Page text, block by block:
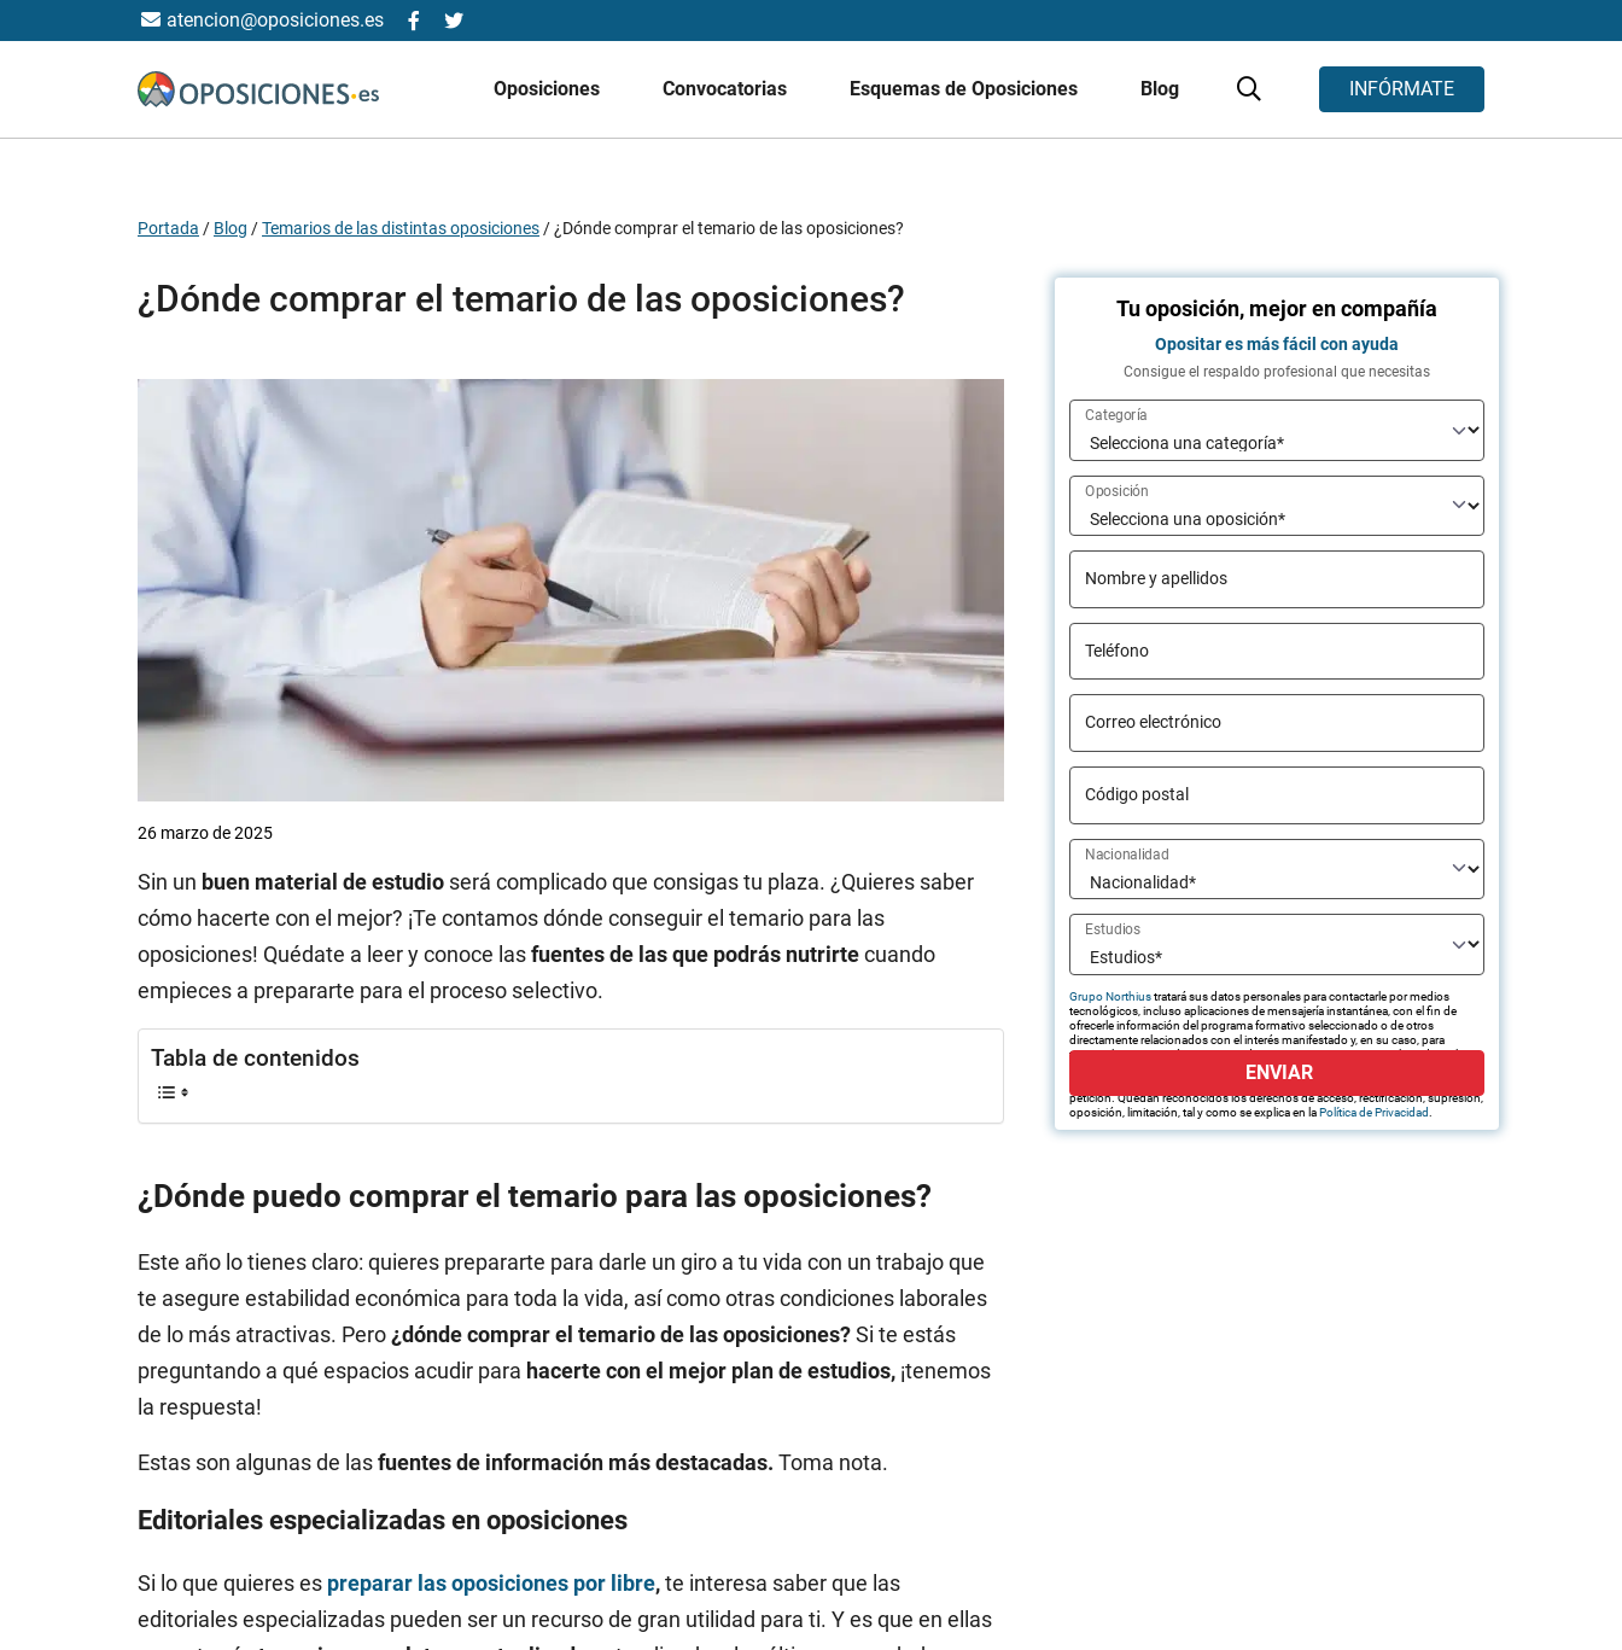
atencion@oposiciones.es
Oposiciones Convocatorias Esquemas de Oposiciones Blog INFÓRMATE
Portada / Blog /Temarios de las distintas oposiciones / ¿Dónde comprar el temario de las oposiciones?
¿Dónde comprar el temario de las oposiciones?
26 marzo de 2025
Sin un buen material de estudio será complicado que consigas tu plaza. ¿Quieres saber
cómo hacerte con el mejor? ¡Te contamos dónde conseguir el temario para las
oposiciones! Quédate a leer y conoce lasfuentes de las que podrás nutrirtecuando
empieces a prepararte para el proceso selectivo.
Tabla de contenidos
¿Dónde puedo comprar el temario para las oposiciones?
Este año lo tienes claro: quieres prepararte para darle un giro a tu vida con un trabajo que
te asegure estabilidad económica para toda la vida, así como otras condiciones laborales
de lo más atractivas. Pero¿dónde comprar el temario de las oposiciones?Si te estás
preguntando a qué espacios acudir para hacerte con el mejor plan de estudios, ¡tenemos
la respuesta!
Estas son algunas de lasfuentes de información más destacadas. Toma nota.
Editoriales especializadas en oposiciones
Si lo que quieres es preparar las oposiciones por libre,te interesa saber que las
editoriales especializadas pueden ser un recurso de gran utilidad para ti. Y es que en ellas
Tu oposición, mejor en compañía
Opositar es más fácil con ayuda
Consigue el respaldo profesional que necesitas
Categoría
Oposición
Nombre y apellidos
Teléfono
Correo electrónico
Código postal
Nacionalidad
Estudios
Grupo Northiustratará sus datos personales para contactarle por medios
tecnológicos, incluso aplicaciones de mensajería instantánea, con el fin de
ofrecerle información del programa formativo seleccionado o de otros
directamente relacionados con el interés manifestado y, en su caso, para
tramitar la contratación correspondiente. Compartiremos su solicitud con las
Grupo Northius , con el objeto de que estas
puedan hacerle llegar la mejor oferta de productos y servicios de acuerdo a su
petición. Quedan reconocidos los derechos de acceso, rectificación, supresión,
oposición, limitación, tal y como se explica en laPolítica de Privacidad
ENVIAR